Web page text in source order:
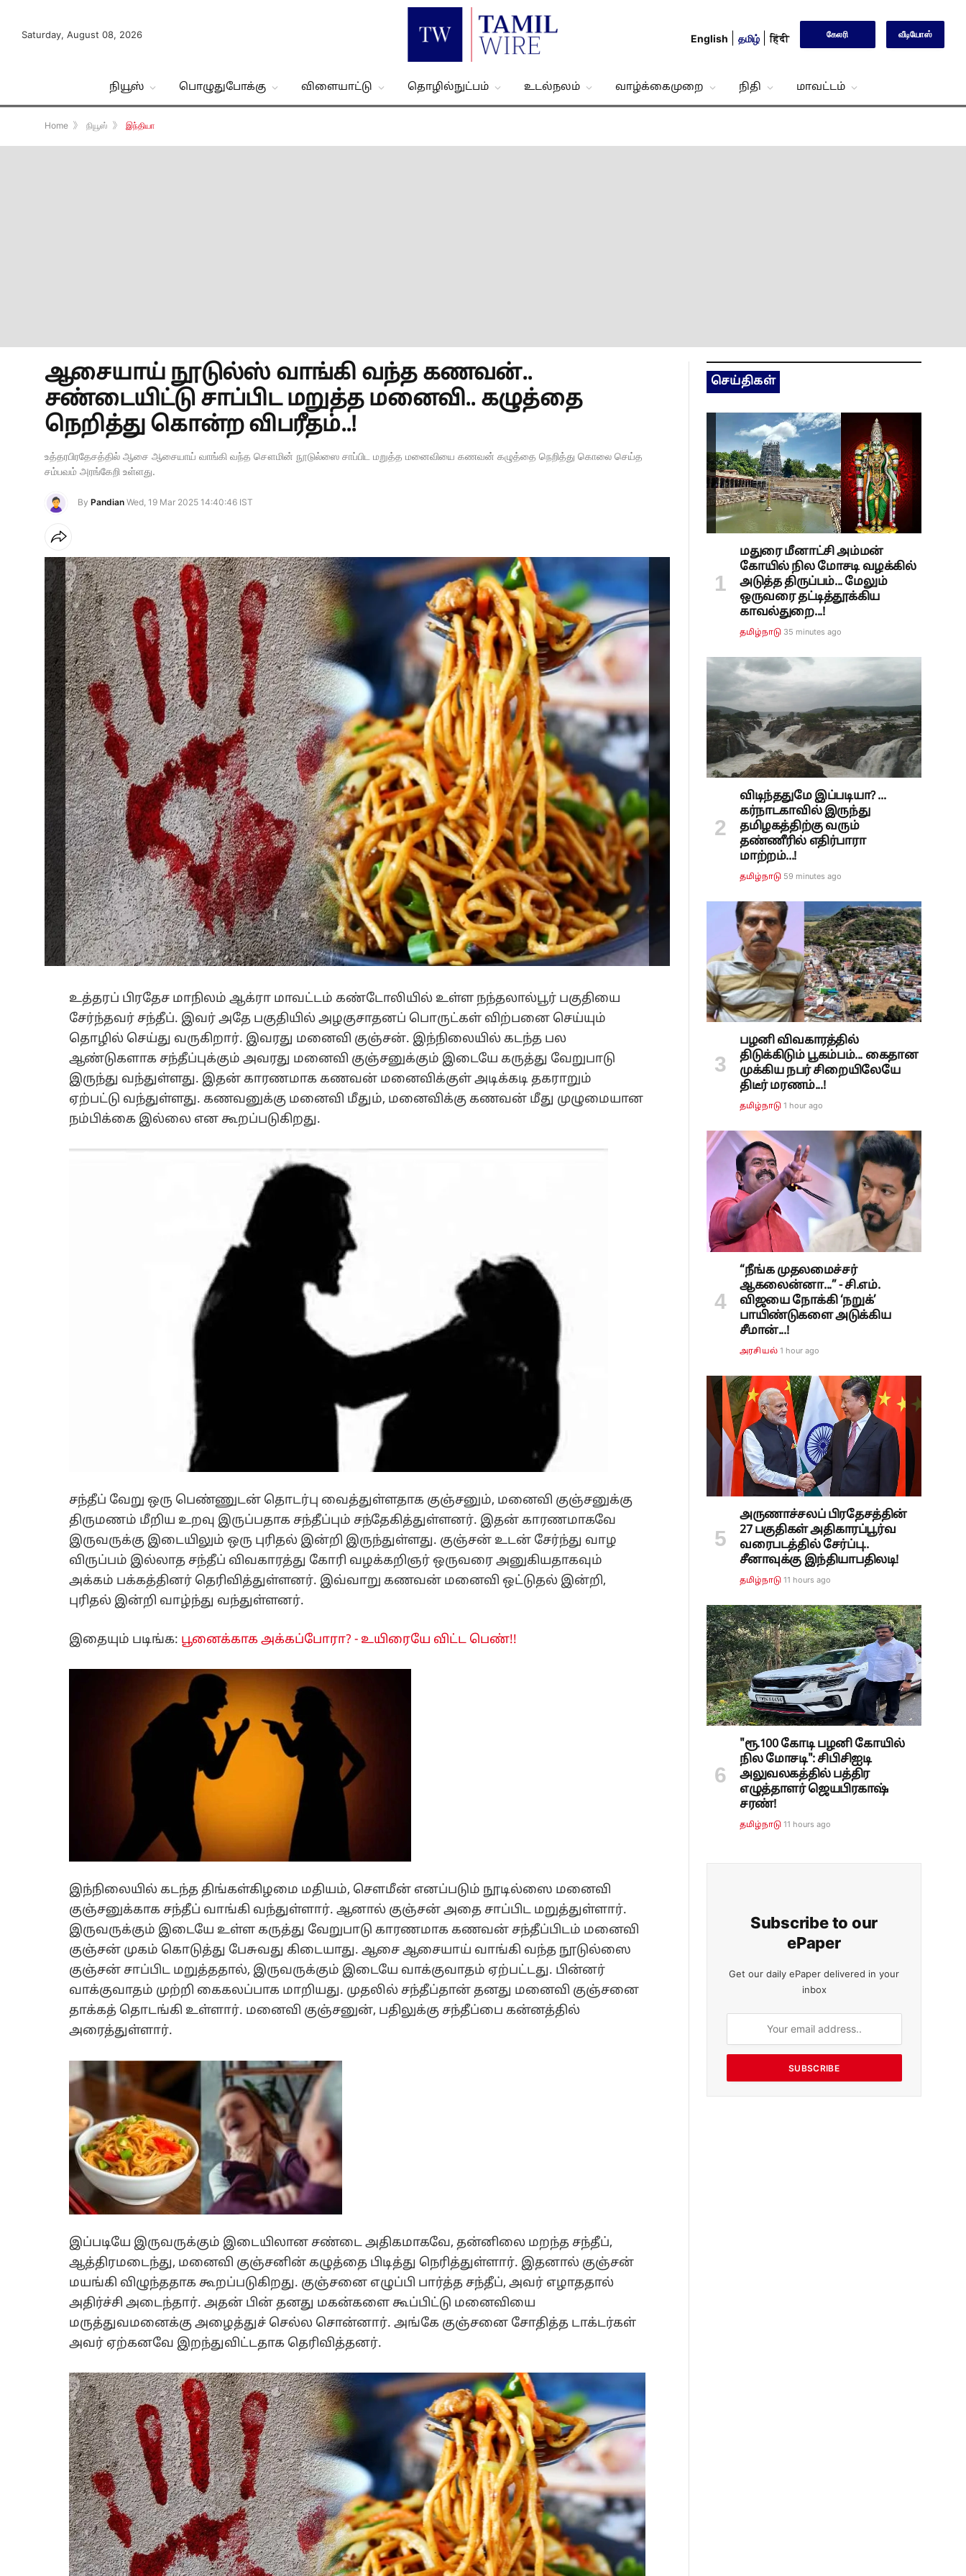
Saturday, August 08, 2026 English தமிழ் हिंदी கேலரி வீடியோஸ்
நியூஸ் பொழுதுபோக்கு விளையாட்டு தொழில்நுட்பம் உடல்நலம் வாழ்க்கைமுறை நிதி மாவட்டம்
Home 》 நியூஸ் 》 இந்தியா
ஆசையாய் நூடுல்ஸ் வாங்கி வந்த கணவன்..
சண்டையிட்டு சாப்பிட மறுத்த மனைவி.. கழுத்தை
நெறித்து கொன்ற விபரீதம்..!
உத்தரபிரதேசத்தில் ஆசை ஆசையாய் வாங்கி வந்த சௌமின் நூடுல்ஸை சாப்பிட மறுத்த மனைவியை கணவன் கழுத்தை நெறித்து கொலை செய்த
சம்பவம் அரங்கேறி உள்ளது.
By Pandian Wed, 19 Mar 2025 14:40:46 IST
உத்தரப் பிரதேச மாநிலம் ஆக்ரா மாவட்டம் கண்டோலியில் உள்ள நந்தலால்பூர் பகுதியை
சேர்ந்தவர் சந்தீப். இவர் அதே பகுதியில் அழகுசாதனப் பொருட்கள் விற்பனை செய்யும்
தொழில் செய்து வருகிறார். இவரது மனைவி குஞ்சன். இந்நிலையில் கடந்த பல
ஆண்டுகளாக சந்தீப்புக்கும் அவரது மனைவி குஞ்சனுக்கும் இடையே கருத்து வேறுபாடு
இருந்து வந்துள்ளது. இதன் காரணமாக கணவன் மனைவிக்குள் அடிக்கடி தகராறும்
ஏற்பட்டு வந்துள்ளது. கணவனுக்கு மனைவி மீதும், மனைவிக்கு கணவன் மீது முழுமையான
நம்பிக்கை இல்லை என கூறப்படுகிறது.
சந்தீப் வேறு ஒரு பெண்ணுடன் தொடர்பு வைத்துள்ளதாக குஞ்சனும், மனைவி குஞ்சனுக்கு
திருமணம் மீறிய உறவு இருப்பதாக சந்தீப்பும் சந்தேகித்துள்ளனர். இதன் காரணமாகவே
இருவருக்கு இடையிலும் ஒரு புரிதல் இன்றி இருந்துள்ளது. குஞ்சன் உடன் சேர்ந்து வாழ
விருப்பம் இல்லாத சந்தீப் விவகாரத்து கோரி வழக்கறிஞர் ஒருவரை அனுகியதாகவும்
அக்கம் பக்கத்தினர் தெரிவித்துள்ளனர். இவ்வாறு கணவன் மனைவி ஒட்டுதல் இன்றி,
புரிதல் இன்றி வாழ்ந்து வந்துள்ளனர்.
இதையும் படிங்க: பூனைக்காக அக்கப்போரா? - உயிரையே விட்ட பெண்!!
இந்நிலையில் கடந்த திங்கள்கிழமை மதியம், சௌமீன் எனப்படும் நூடில்ஸை மனைவி
குஞ்சனுக்காக சந்தீப் வாங்கி வந்துள்ளார். ஆனால் குஞ்சன் அதை சாப்பிட மறுத்துள்ளார்.
இருவருக்கும் இடையே உள்ள கருத்து வேறுபாடு காரணமாக கணவன் சந்தீப்பிடம் மனைவி
குஞ்சன் முகம் கொடுத்து பேசுவது கிடையாது. ஆசை ஆசையாய் வாங்கி வந்த நூடுல்ஸை
குஞ்சன் சாப்பிட மறுத்ததால், இருவருக்கும் இடையே வாக்குவாதம் ஏற்பட்டது. பின்னர்
வாக்குவாதம் முற்றி கைகலப்பாக மாறியது. முதலில் சந்தீப்தான் தனது மனைவி குஞ்சனை
தாக்கத் தொடங்கி உள்ளார். மனைவி குஞ்சனுன், பதிலுக்கு சந்தீப்பை கன்னத்தில்
அரைத்துள்ளார்.
இப்படியே இருவருக்கும் இடையிலான சண்டை அதிகமாகவே, தன்னிலை மறந்த சந்தீப்,
ஆத்திரமடைந்து, மனைவி குஞ்சனின் கழுத்தை பிடித்து நெரித்துள்ளார். இதனால் குஞ்சன்
மயங்கி விழுந்ததாக கூறப்படுகிறது. குஞ்சனை எழுப்பி பார்த்த சந்தீப், அவர் எழாததால்
அதிர்ச்சி அடைந்தார். அதன் பின் தனது மகன்களை கூப்பிட்டு மனைவியை
மருத்துவமனைக்கு அழைத்துச் செல்ல சொன்னார். அங்கே குஞ்சனை சோதித்த டாக்டர்கள்
அவர் ஏற்கனவே இறந்துவிட்டதாக தெரிவித்தனர்.
செய்திகள்
மதுரை மீனாட்சி அம்மன்
கோயில் நில மோசடி வழக்கில்
அடுத்த திருப்பம்... மேலும்
ஒருவரை தட்டித்தூக்கிய
காவல்துறை...!
தமிழ்நாடு 35 minutes ago
விடிந்ததுமே இப்படியா? ...
கர்நாடகாவில் இருந்து
தமிழகத்திற்கு வரும்
தண்ணீரில் எதிர்பாரா
மாற்றம்...!
தமிழ்நாடு 59 minutes ago
பழனி விவகாரத்தில்
திடுக்கிடும் பூகம்பம்... கைதான
முக்கிய நபர் சிறையிலேயே
திடீர் மரணம்...!
தமிழ்நாடு 1 hour ago
“நீங்க முதலமைச்சர்
ஆகலைன்னா...” - சி.எம்.
விஜயை நோக்கி ‘நறுக்’
பாயிண்டுகளை அடுக்கிய
சீமான்...!
அரசியல் 1 hour ago
அருணாச்சலப் பிரதேசத்தின்
27 பகுதிகள் அதிகாரப்பூர்வ
வரைபடத்தில் சேர்ப்பு..
சீனாவுக்கு இந்தியாபதிலடி!
தமிழ்நாடு 11 hours ago
"ரூ.100 கோடி பழனி கோயில்
நில மோசடி": சிபிசிஐடி
அலுவலகத்தில் பத்திர
எழுத்தாளர் ஜெயபிரகாஷ்
சரண்!
தமிழ்நாடு 11 hours ago
Subscribe to our
ePaper
Get our daily ePaper delivered in your
inbox
SUBSCRIBE